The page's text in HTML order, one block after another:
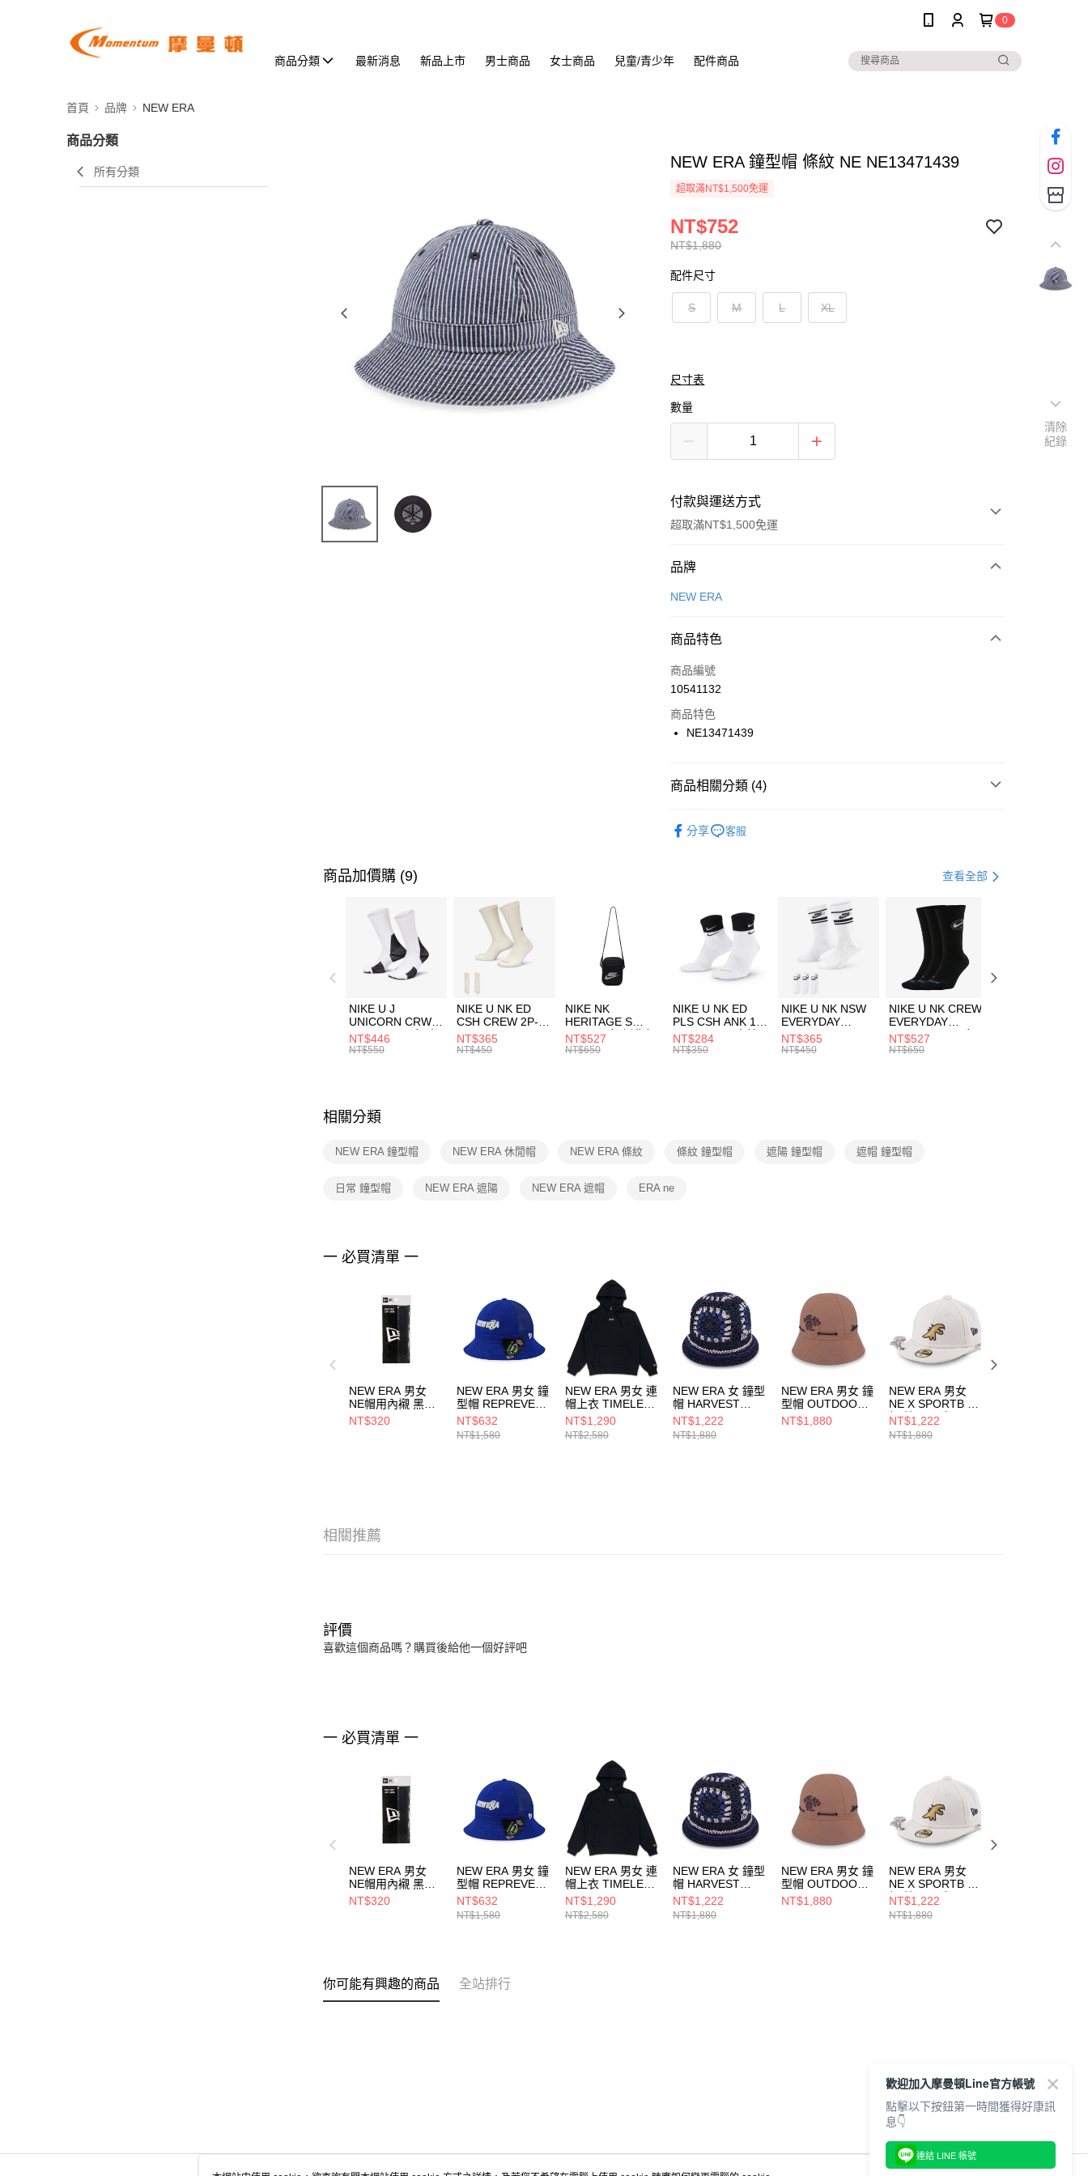
0
商品分類 最新消息 新品上市 男士商品 女士商品 兒童/青少年 配件商品
首頁 品牌 NEW ERA
商品分類
所有分類
NEW ERA 鐘型帽 條紋 NE NE13471439
超取滿NT$1,500免運
NT$1,880
NT$752
配件尺寸
S M L XL
尺寸表
數量
付款與運送方式
超取滿NT$1,500免運
付款方式
信用卡一次付款
合作金庫商業銀行
華南商業銀行
上海商業儲蓄銀行
國泰世華商業銀行
聯邦商業銀行
台新國際商業銀行
LINE Pay
Apple Pay
【關於「AFTEE先享後付」】
３．安心：先確認商品／服務後，再付款。
【「AFTEE先享後付」結帳流程】
１．於結帳方式選擇「AFTEE先享後付」後，將跳轉至「AFTEE先享後
付」結帳頁面，進行簡訊認證並確認金額後，即可完成結帳。
２．訂單成立數日內，您將收到繳費通知簡訊。
３．收到繳費通知簡訊後14天內，點擊此簡訊中的連結，可透過四大超商
／ATM／網路銀行／等多元方式進行付款，方視為交易完成。
※ 請注意：結帳手續完成當下不需立刻繳費，但若您需要取消訂單，請聯
絡購買商品的店家。未經商家同意取消之訂單仍視為有效，需透過AFTEE
先享後付繳納相關費用。
交易，需依本服務之必要範圍內提供個人資料，並將交易相關給付款項請
結果請求用戶進行身份認證。
５．嚴禁一人註冊多個帳號或使用他人資訊註冊。若發現惡意使用之情
形，恩沛科技股份有限公司將有權停止該用戶之使用額度並採取法律行
動。
每筆NT$100，滿NT$1,500(含以上)免運費
每筆NT$100，滿NT$1,500(含以上)免運費
付款後門市自取
每筆NT$100，滿NT$1,500(含以上)免運費
品牌
NEW ERA
商品特色
商品編號
10541132
商品特色
NE13471439
商品相關分類 (4)
分享 客服
商品加價購 (9) 查看全部
NIKE U J
UNICORN CRW
1PR -160 男女 中
統襪 FZ3393100
NT$446
NT$550
NIKE U NK ED
CSH CREW 2P-
144 EMBRDY 男
女 短統襪
NT$365
NT$450
NIKE NK
HERITAGE S
SMIT 男女 側背包
BA5871010
NT$527
NT$650
NIKE U NK ED
PLS CSH ANK 1P
144 DBL 男 中統
襪 DH4058104
NT$284
NT$350
NIKE U NK NSW
EVERYDAY
ESSENTIAL CR
男女 短統襪
NT$365
NT$450
NIKE U NK CREW
EVERYDAY
BBALL 3PR 男女
長統襪
NT$527
NT$650
相關分類
NEW ERA 鐘型帽 NEW ERA 休閒帽 NEW ERA 條紋 條紋 鐘型帽 遮陽 鐘型帽 遮帽 鐘型帽
日常 鐘型帽 NEW ERA 遮陽 NEW ERA 遮帽 ERA ne
一 必買清單 一
NEW ERA 男女
NE帽用內襯 黑
NE60284143
NT$320
NEW ERA 男女 鐘
型帽 REPREVER
& MESH
COLLECTION
NE13529196
NT$632
NT$1,580
NEW ERA 男女 連
帽上衣 TIMELESS
MINIMAL NE
NE14418247
NT$1,290
NT$2,580
NEW ERA 女 鐘型
帽 HARVEST
MERCH NEW
ERA 黑
NE14700325
NT$1,222
NT$1,880
NEW ERA 男女 鐘
型帽 OUTDOOR
FISH NET NEW
ERA 卡其
NT$1,880
NEW ERA 男女
NE X SPORTB 小
帽 鑰匙圈 白
NE14577110
NT$1,222
NT$1,880
相關推薦
評價
喜歡這個商品嗎？購買後給他一個好評吧
一 必買清單 一
NEW ERA 男女
NE帽用內襯 黑
NE60284143
NT$320
NEW ERA 男女 鐘
型帽 REPREVER
& MESH
COLLECTION
NE13529196
NT$632
NT$1,580
NEW ERA 男女 連
帽上衣 TIMELESS
MINIMAL NE
NE14418247
NT$1,290
NT$2,580
NEW ERA 女 鐘型
帽 HARVEST
MERCH NEW
ERA 黑
NE14700325
NT$1,222
NT$1,880
NEW ERA 男女 鐘
型帽 OUTDOOR
FISH NET NEW
ERA 卡其
NT$1,880
NEW ERA 男女
NE X SPORTB 小
帽 鑰匙圈 白
NE14577110
NT$1,222
NT$1,880
你可能有興趣的商品 全站排行
清除
紀錄
歡迎加入摩曼頓Line官方帳號
點擊以下按鈕第一時間獲得好康訊
息👇
連結 LINE 帳號